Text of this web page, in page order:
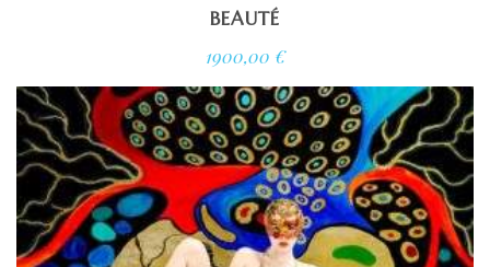
BEAUTÉ
1900,00 €